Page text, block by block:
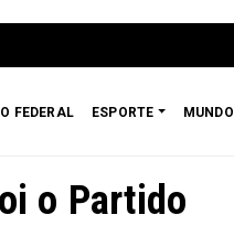
FEDERAL ESPORTE MUNDO
o Partido